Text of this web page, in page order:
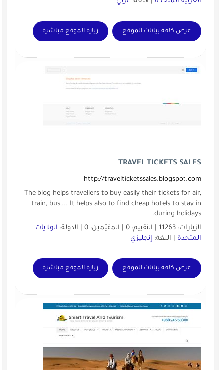
عرض كافة بيانات الموقع زيارة الموقع مباشرة
TRAVEL TICKETS SALES
http://travelticketssales.blogspot.com
The blog helps travellers to buy easily their tickets for air,
train, bus,... It helps also to find cheap hotels to stay in
during holidays.
الزيارات: 11263 | التقييم: 0 | المقيّمين: 0 | الدولة:
الولايات
المتحدة| اللغة: إنجليزي
عرض كافة بيانات الموقع زيارة الموقع مباشرة